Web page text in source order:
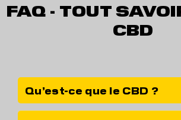
FAQ - TOUT
CBD
Qu’est-ce que le CBD ?